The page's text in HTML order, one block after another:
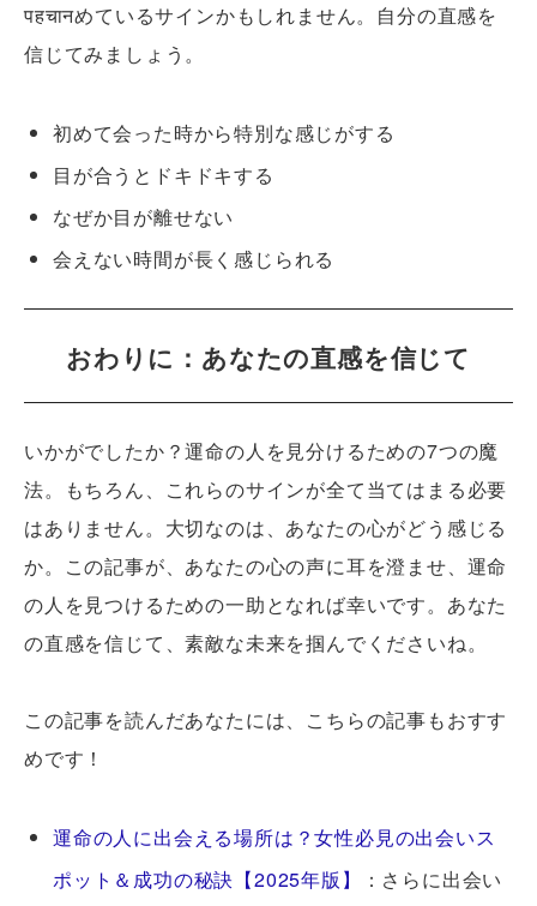
पहचानめているサインかもしれません。自分の直感を
信じてみましょう。
初めて会った時から特別な感じがする
目が合うとドキドキする
なぜか目が離せない
会えない時間が長く感じられる
おわりに：あなたの直感を信じて
いかがでしたか？運命の人を見分けるための7つの魔
法。もちろん、これらのサインが全て当てはまる必要
はありません。大切なのは、あなたの心がどう感じる
か。この記事が、あなたの心の声に耳を澄ませ、運命
の人を見つけるための一助となれば幸いです。あなた
の直感を信じて、素敵な未来を掴んでくださいね。
この記事を読んだあなたには、こちらの記事もおすす
めです！
運命の人に出会える場所は？女性必見の出会いス
ポット＆成功の秘訣【2025年版】
：さらに出会い